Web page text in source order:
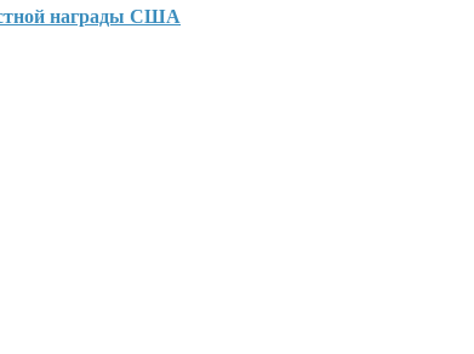
награды США